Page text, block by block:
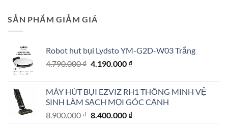
SẢN PHẨM GIẢM GIÁ
Robot hut bụi Lydsto YM-G2D-W03 Trắng
4.790.000₫ Giá
4.790.000 ₫.
4.190.000 ₫Giá
là:
4.190.000 ₫.
MÁY HÚT BỤI EZVIZ RH1 THÔNG MINH VỆ
SINH LÀM SẠCH MỌI GÓC CẠNH
8.900.000₫ Giá
8.400.000 ₫Giá